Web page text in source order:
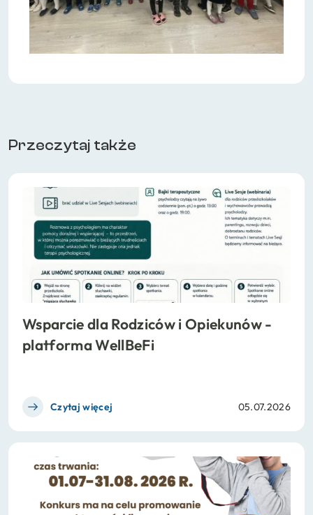
Przeczytaj także
Wsparcie dla Rodziców i Opiekunów -
platforma WellBeFi
Czytaj więcej 05.07.2026